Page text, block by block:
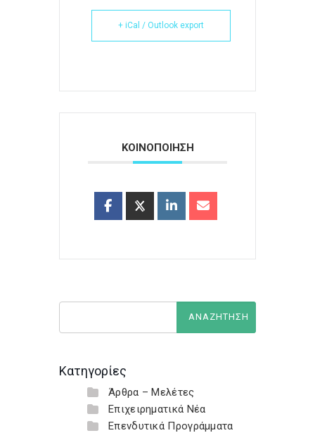
+ iCal / Outlook export
ΚΟΙΝΟΠΟΙΗΣΗ
Κατηγορίες
Άρθρα – Μελέτες
Επιχειρηματικά Νέα
Επενδυτικά Προγράμματα